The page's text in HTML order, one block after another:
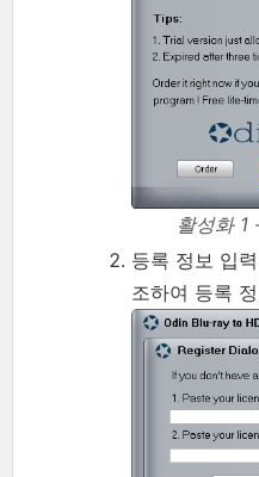
활성화 1
등록 정보 입
조하여 등록